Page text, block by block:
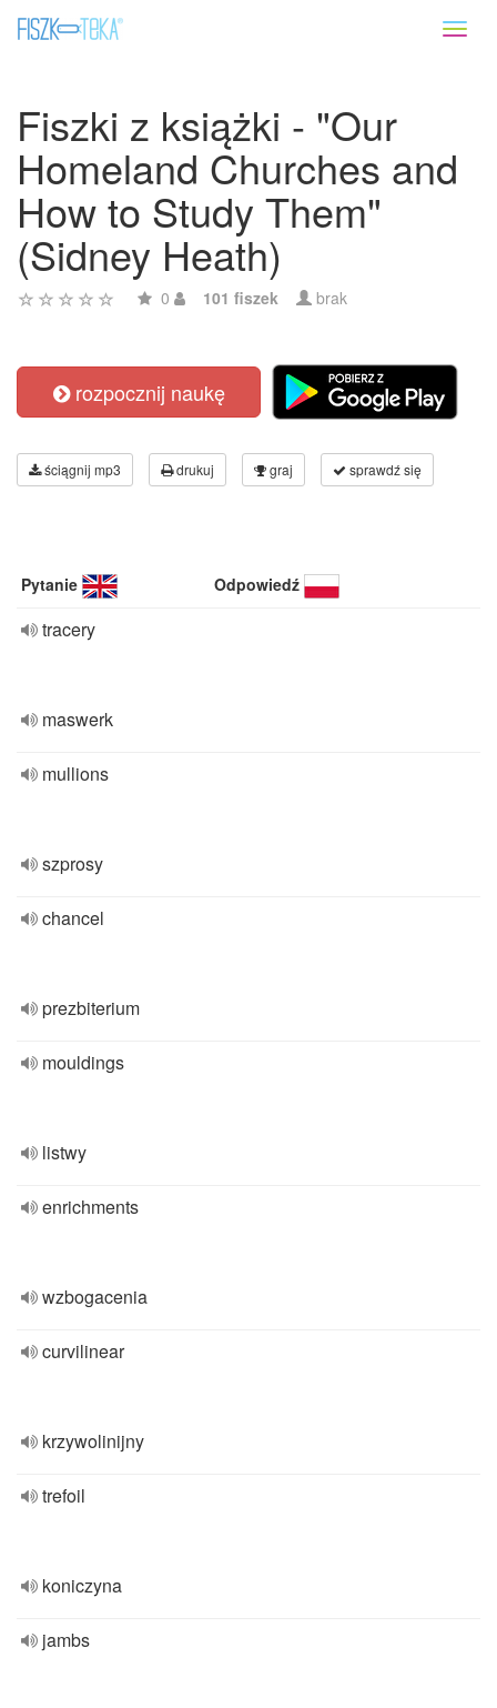
Fiszki z książki - "Our
Homeland Churches and
How to Study Them"
(Sidney Heath)
0 101 fiszek brak
rozpocznij naukę
ściągnij mp3 drukuj graj sprawdź się
Pytanie Odpowiedź
tracery
maswerk
mullions
szprosy
chancel
prezbiterium
mouldings
listwy
enrichments
wzbogacenia
curvilinear
krzywolinijny
trefoil
koniczyna
jambs